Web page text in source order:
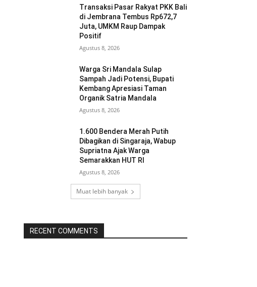
Transaksi Pasar Rakyat PKK Bali
di Jembrana Tembus Rp672,7
Juta, UMKM Raup Dampak
Positif
Agustus 8, 2026
Warga Sri Mandala Sulap
Sampah Jadi Potensi, Bupati
Kembang Apresiasi Taman
Organik Satria Mandala
Agustus 8, 2026
1.600 Bendera Merah Putih
Dibagikan di Singaraja, Wabup
Supriatna Ajak Warga
Semarakkan HUT RI
Agustus 8, 2026
Muat lebih banyak
RECENT COMMENTS